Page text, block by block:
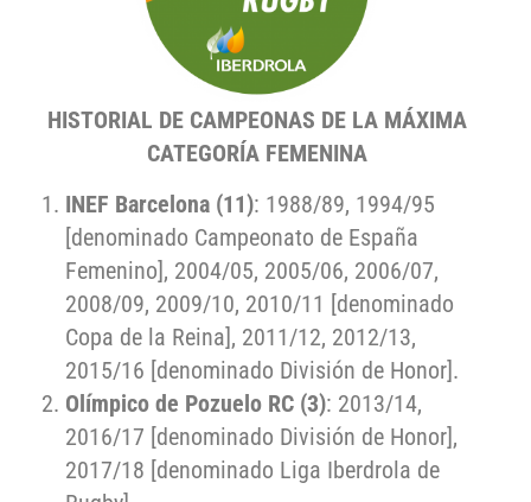
HISTORIAL DE CAMPEONAS DE LA MÁXIMA
CATEGORÍA FEMENINA
INEF Barcelona (11): 1988/89, 1994/95
[denominado Campeonato de España
Femenino], 2004/05, 2005/06, 2006/07,
2008/09, 2009/10, 2010/11 [denominado
Copa de la Reina], 2011/12, 2012/13,
2015/16 [denominado División de Honor].
Olímpico de Pozuelo RC (3): 2013/14,
2016/17 [denominado División de Honor],
2017/18 [denominado Liga Iberdrola de